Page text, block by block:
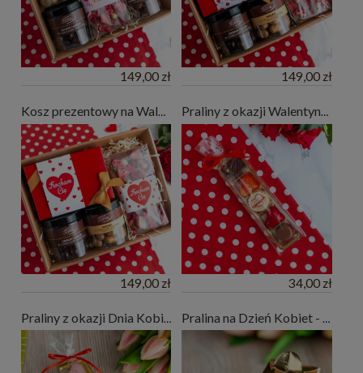
149,00 zł 149,00 zł
Kosz prezentowy na Walentynki "Kocham Cię"
149,00 zł
Praliny z okazji Walentynek - 5 szt.
34,00 zł
Praliny z okazji Dnia Kobiet - 5 szt. Pralina na Dzień Kobiet - mały upominek